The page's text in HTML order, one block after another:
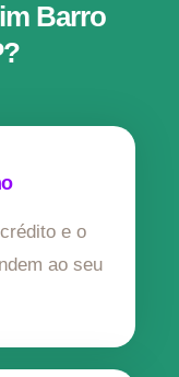
Barro
e o
ao seu